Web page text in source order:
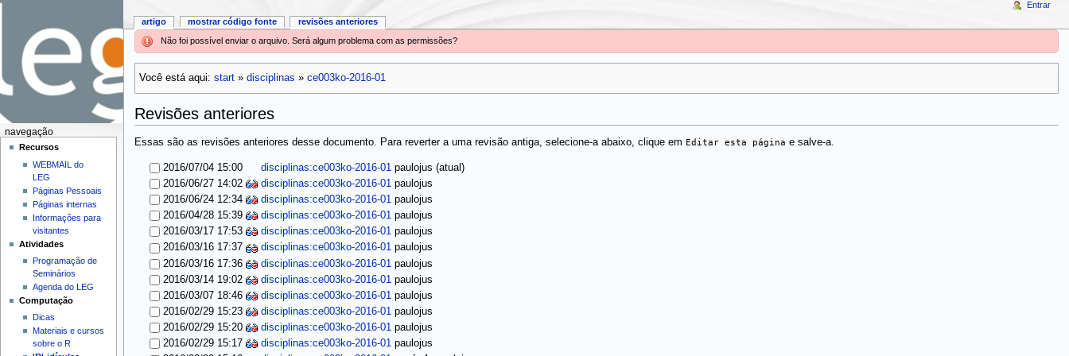
Não foi possível enviar o arquivo. Será algum problema com as permissões?
Você está aqui: start» disciplinas » ce003ko-2016-01
Revisões anteriores
Essas são as revisões anteriores desse documento. Para reverter a uma revisão antiga, selecione-a abaixo, clique em Editar esta página e salve-a.
2016/07/04 15:00 disciplinas:ce003ko-2016-01 paulojus (atual)
2016/06/27 14:02
disciplinas:ce003ko-2016-01 paulojus
2016/06/24 12:34
disciplinas:ce003ko-2016-01 paulojus
2016/04/28 15:39
disciplinas:ce003ko-2016-01 paulojus
2016/03/17 17:53
disciplinas:ce003ko-2016-01 paulojus
2016/03/16 17:37
disciplinas:ce003ko-2016-01 paulojus
2016/03/16 17:36
disciplinas:ce003ko-2016-01 paulojus
2016/03/14 19:02
disciplinas:ce003ko-2016-01 paulojus
2016/03/07 18:46
disciplinas:ce003ko-2016-01 paulojus
2016/02/29 15:23
disciplinas:ce003ko-2016-01 paulojus
2016/02/29 15:20
disciplinas:ce003ko-2016-01 paulojus
2016/02/29 15:17
disciplinas:ce003ko-2016-01 paulojus
artigo mostrar código fonte revisões anteriores
Entrar
navegação
Recursos
WEBMAIL do
LEG
Páginas Pessoais
Páginas internas
Informações para
visitantes
Atividades
Programação de
Seminários
Agenda do LEG
Computação
Dicas
Materiais e cursos
sobre o R